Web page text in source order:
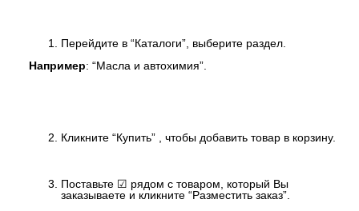
Перейдите в “Каталоги”, выберите раздел.
Например: “Масла и автохимия”.
Кликните “Купить” , чтобы добавить товар в корзину.
Поставьте ☑ рядом с товаром, который Вы
заказываете и кликните “Разместить заказ”.